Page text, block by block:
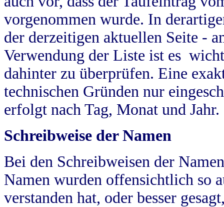
vorgenommen wurde. In
der derzeitigen aktuellen Seite -
Verwendung der Liste ist es
dahinter zu überprüfen. Eine
technischen Gründen nur
erfolgt nach Tag, Monat und Jahr.
Schreibweise der Namen
Bei den Schreibweisen der
Namen wurden offensichtlich so
verstanden hat, oder besser